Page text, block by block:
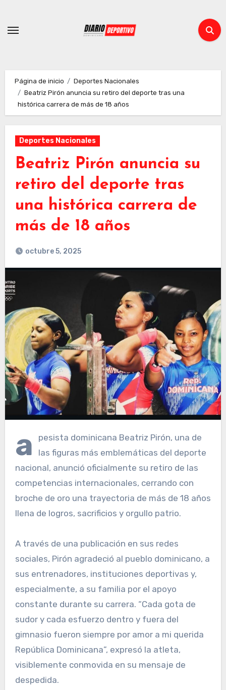
contenido
Página de inicio
Deportes Nacionales
Beatriz Pirón anuncia su retiro del deporte tras una
histórica carrera de más de 18 años
Deportes Nacionales
Beatriz Pirón anuncia su
retiro del deporte tras
una histórica carrera de
más de 18 años
octubre 5, 2025
a
pesista dominicana Beatriz Pirón, una de
las figuras más emblemáticas del deporte
nacional, anunció oficialmente su retiro de las
competencias internacionales, cerrando con
broche de oro una trayectoria de más de 18 años
llena de logros, sacrificios y orgullo patrio.
A través de una publicación en sus redes
sociales, Pirón agradeció al pueblo dominicano, a
sus entrenadores, instituciones deportivas y,
especialmente, a su familia por el apoyo
constante durante su carrera. “Cada gota de
sudor y cada esfuerzo dentro y fuera del
gimnasio fueron siempre por amor a mi querida
República Dominicana”, expresó la atleta,
visiblemente conmovida en su mensaje de
despedida.